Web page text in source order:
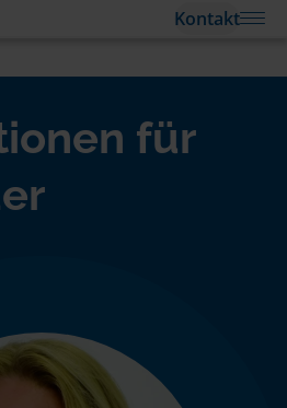
Kontakt
für